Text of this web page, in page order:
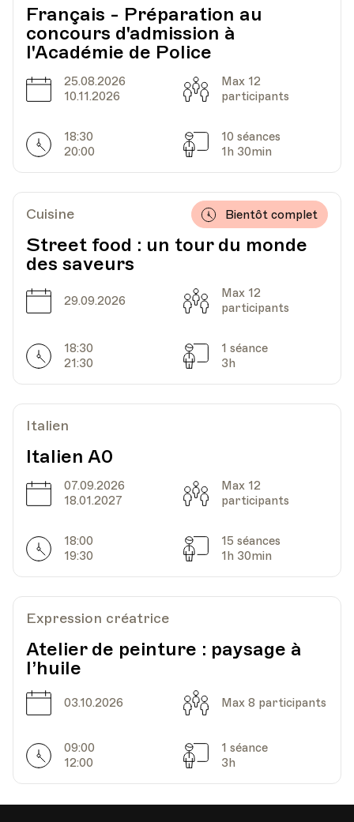
Date18.08.2023 Heure
13.30
Lieu
Escaliers du Marché 2, Lausanne
Français - Préparation au
concours d'admission à
l'Académie de Police
Date
25.08.2026
10.11.2026
Capacité
Max 12
participants
Horarires
18:30
20:00
Séances
10 séances
1h 30min
Cuisine
Street food : un tour du monde
des saveurs
Bientôt complet
Date
29.09.2026 Capacité
Max 12
participants
Horarires
18:30
21:30
Séances
1 séance
3h
Italien
Italien A0
Date
07.09.2026
18.01.2027
Capacité
Max 12
participants
Horarires
18:00
19:30
Séances
15 séances
1h 30min
Expression créatrice
Atelier de peinture : paysage à
l’huile
Date
03.10.2026 Capacité
Max 8 participants
Horarires
09:00
12:00
Séances
1 séance
3h